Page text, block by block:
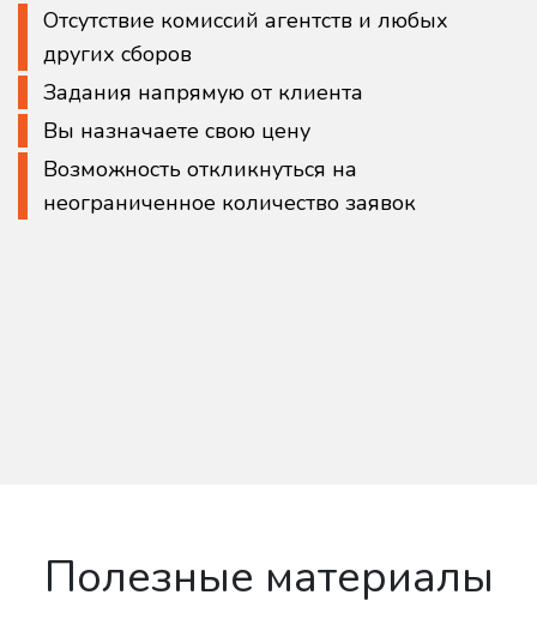
Отсутствие комиссий агентств и любых
других сборов
Задания напрямую от клиента
Вы назначаете свою цену
Возможность откликнуться на
неограниченное количество заявок
Полезные материалы